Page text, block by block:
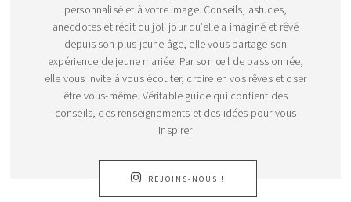
personnalisé et à votre image. Conseils, astuces,
anecdotes et récit du joli jour qu’elle a imaginé et rêvé
depuis son plus jeune âge, elle vous partage son
expérience de jeune mariée. Par son œil de passionnée,
elle vous invite à vous écouter, croire en vos rêves et oser
être vous-même. Véritable guide qui contient des
conseils, des renseignements et des idées pour vous
inspirer
REJOINS-NOUS !